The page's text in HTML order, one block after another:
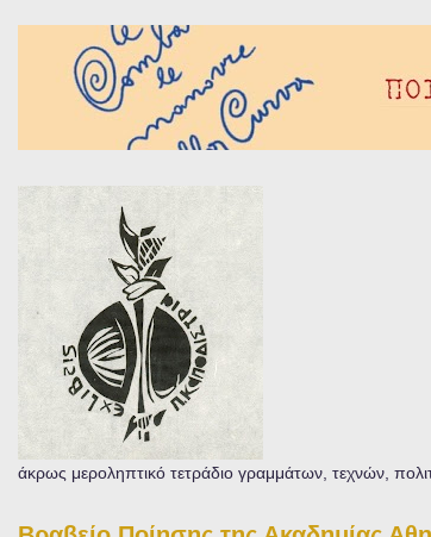
άκρως μεροληπτικό τετράδιο γραμμάτων, τεχνών,